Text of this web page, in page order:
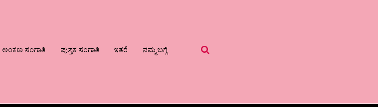
ಅಂಕಣ ಸಂಗಾತಿ ಪುಸ್ತಕ ಸಂಗಾತಿ ಇತರೆ ನಮ್ಮ ಬಗ್ಗೆ